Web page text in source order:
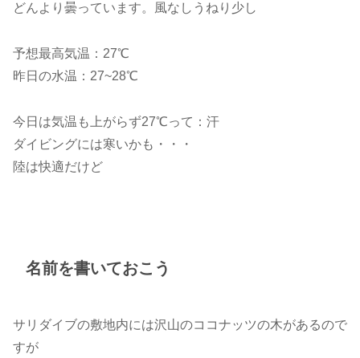
どんより曇っています。風なしうねり少し
予想最高気温：27℃
昨日の水温：27~28℃
今日は気温も上がらず27℃って：汗
ダイビングには寒いかも・・・
陸は快適だけど
名前を書いておこう
サリダイブの敷地内には沢山のココナッツの木があるので
すが